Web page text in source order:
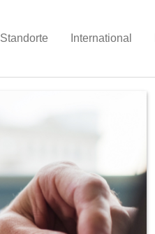
Standorte International